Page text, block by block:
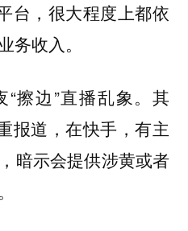
台，很大程度上都依
务收入。
擦边”直播乱象。其
报道，在快手，有主
暗示会提供涉黄或者